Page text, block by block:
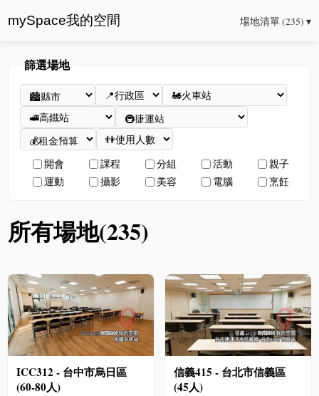
mySpace我的空間 場地清單 (235) ▾
篩選場地
開會 課程 分組 活動
親子
運動
攝影 美容 電腦 烹飪
所有場地(235)
ICC312 - 台中市烏日區
(60-80人)
信義415 - 台北市信義區
(45人)